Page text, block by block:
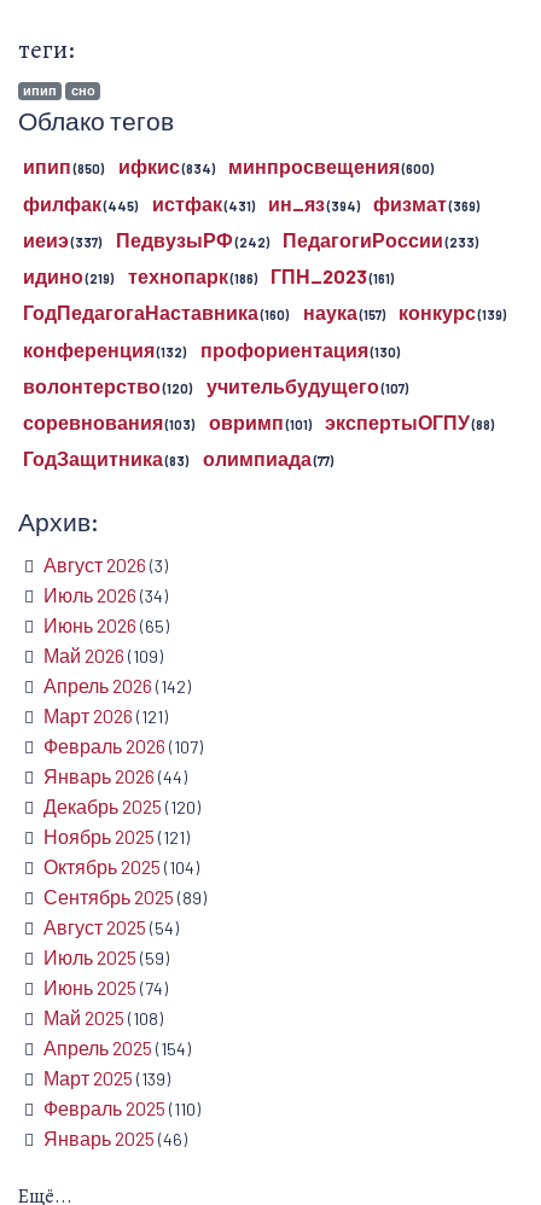
теги:
ипип сно
Облако тегов
ипип(850) ифкис(834) минпросвещения(600)
филфак(445) истфак(431) ин_яз(394) физмат(369)
иеиэ(337) ПедвузыРФ(242) ПедагогиРоссии(233)
идино(219) технопарк(186) ГПН_2023(161)
ГодПедагогаНаставника(160) наука(157) конкурс(139)
конференция(132) профориентация(130)
волонтерство(120) учительбудущего(107)
соревнования(103) овримп(101) экспертыОГПУ(88)
ГодЗащитника(83) олимпиада(77)
Архив:
Август 2026 (3)
Июль 2026 (34)
Июнь 2026 (65)
Май 2026 (109)
Апрель 2026 (142)
Март 2026 (121)
Февраль 2026 (107)
Январь 2026 (44)
Декабрь 2025 (120)
Ноябрь 2025 (121)
Октябрь 2025 (104)
Сентябрь 2025 (89)
Август 2025 (54)
Июль 2025 (59)
Июнь 2025 (74)
Май 2025 (108)
Апрель 2025 (154)
Март 2025 (139)
Февраль 2025 (110)
Январь 2025 (46)
Ещё...